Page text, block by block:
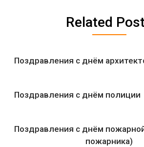
Related
Поздравления с днём
Поздравления с днём полиции
Поздравления с днём
пожарника)